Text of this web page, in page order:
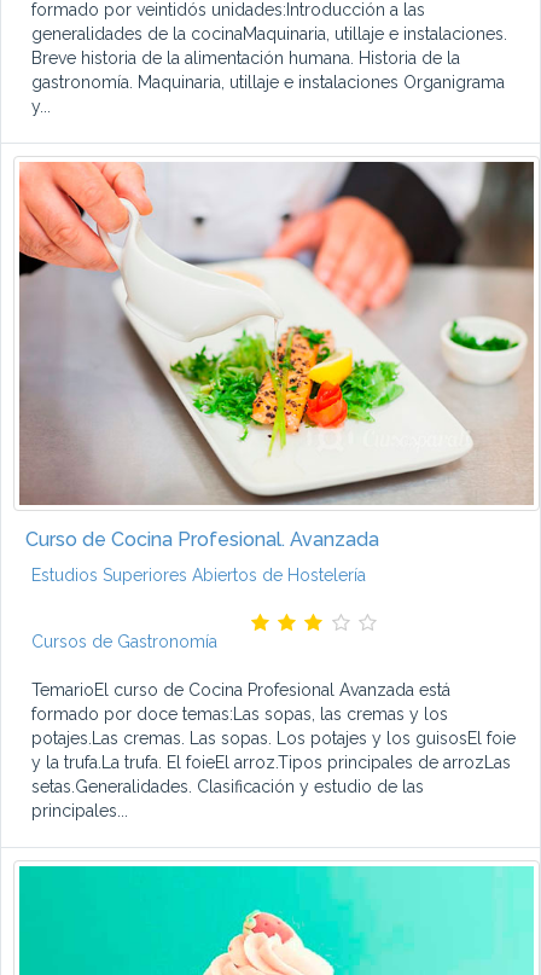
formado por veintidós unidades:Introducción a las
generalidades de la cocinaMaquinaria, utillaje e instalaciones.
Breve historia de la alimentación humana. Historia de la
gastronomía. Maquinaria, utillaje e instalaciones Organigrama
y...
Curso de Cocina Profesional. Avanzada
Estudios Superiores Abiertos de Hostelería
Cursos de Gastronomía
TemarioEl curso de Cocina Profesional Avanzada está
formado por doce temas:Las sopas, las cremas y los
potajes.Las cremas. Las sopas. Los potajes y los guisosEl foie
y la trufa.La trufa. El foieEl arroz.Tipos principales de arrozLas
setas.Generalidades. Clasificación y estudio de las
principales...